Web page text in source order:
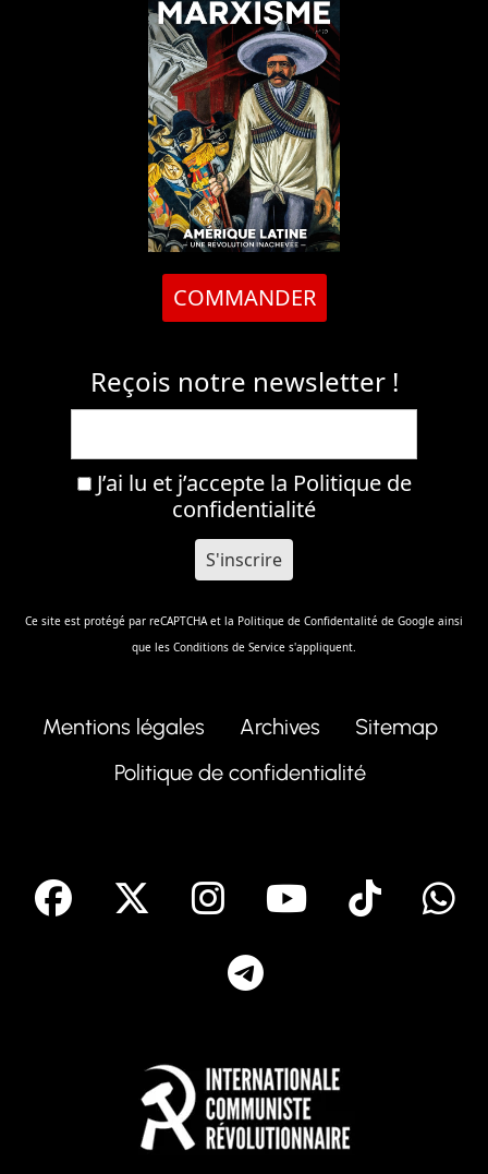
COMMANDER
Reçois notre newsletter !
J’ai lu et j’accepte la Politique de
confidentialité
Ce site est protégé par reCAPTCHA et la Politique de Confidentalité de Google ainsi
que les Conditions de Service s'appliquent.
Mentions légales Archives
Sitemap
Politique de confidentialité
facebook Instagram
Youtube
Tik